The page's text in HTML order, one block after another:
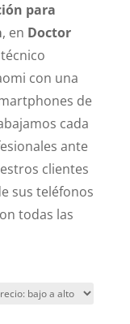
para
, en Doctor
con una
de
cada
ante
clientes
sus teléfonos
todas las